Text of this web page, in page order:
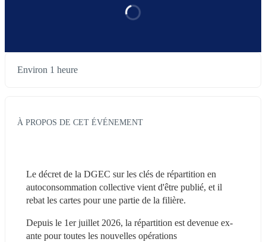
Environ 1 heure
À PROPOS DE CET ÉVÉNEMENT
Le décret de la DGEC sur les clés de répartition en
autoconsommation collective vient d'être publié, et il
rebat les cartes pour une partie de la filière.
Depuis le 1er juillet 2026, la répartition est devenue ex-
ante pour toutes les nouvelles opérations